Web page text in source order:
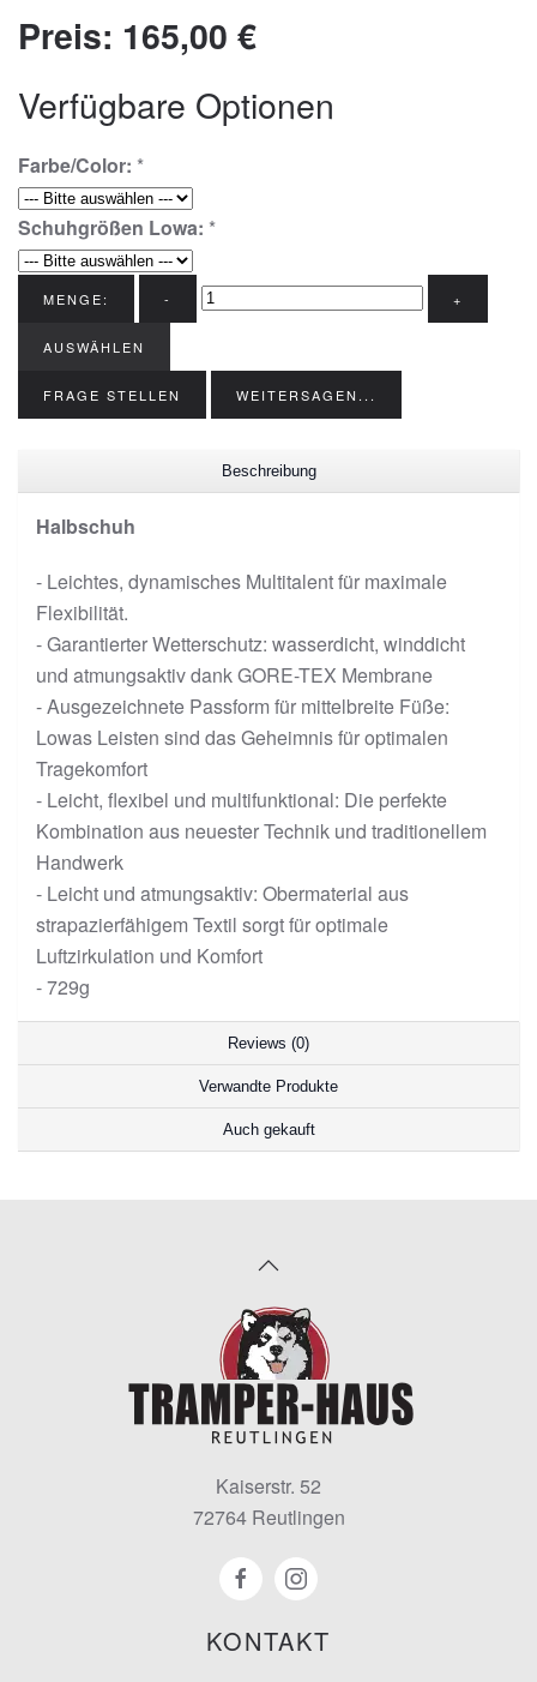
Preis: 165,00 €
Verfügbare Optionen
Farbe/Color: *
Schuhgrößen Lowa: *
MENGE: - +
AUSWÄHLEN
FRAGE STELLEN WEITERSAGEN...
Beschreibung
Halbschuh
- Leichtes, dynamisches Multitalent für maximale
Flexibilität.
- Garantierter Wetterschutz: wasserdicht, winddicht
und atmungsaktiv dank GORE-TEX Membrane
- Ausgezeichnete Passform für mittelbreite Füße:
Lowas Leisten sind das Geheimnis für optimalen
Tragekomfort
- Leicht, flexibel und multifunktional: Die perfekte
Kombination aus neuester Technik und traditionellem
Handwerk
- Leicht und atmungsaktiv: Obermaterial aus
strapazierfähigem Textil sorgt für optimale
Luftzirkulation und Komfort
- 729g
Reviews (0)
Verwandte Produkte
Auch gekauft
KONTAKT
Kaiserstr. 52
72764 Reutlingen